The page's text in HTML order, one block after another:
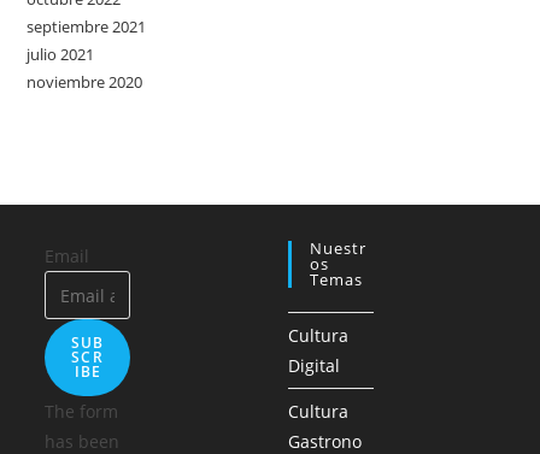
septiembre 2021
julio 2021
noviembre 2020
Email
SUB
SCR
IBE
The form
has been
Nuestr
Os
Temas
Cultura
Digital
Cultura
Gastrono